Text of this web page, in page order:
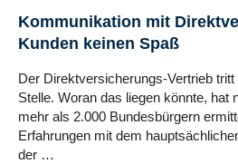
Kommunikation mit
Kunden keinen Spaß
Der Direktversicherungs-Vertrieb
Stelle. Woran das liegen könnte, hat
mehr als 2.000 Bundesbürgern
Erfahrungen mit dem
der …